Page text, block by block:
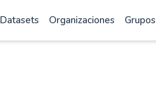
Datasets Organizaciones Grupos